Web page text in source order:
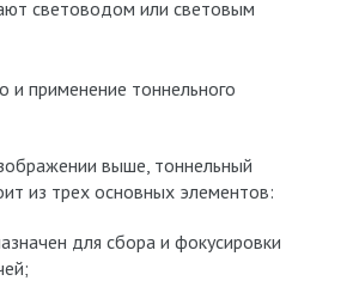
световодом или световым
и применение тоннельного
выше, тоннельный
из трех основных элементов:
для сбора и фокусировки